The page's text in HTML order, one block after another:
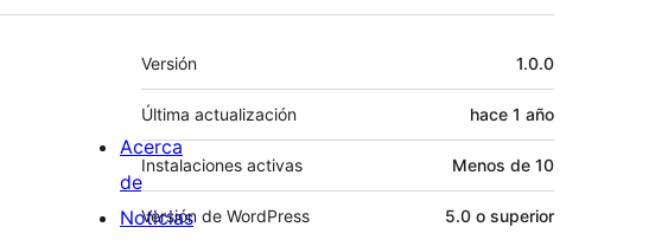
Meta
Versión 1.0.0
Última actualización hace 1 año
Instalaciones activas Menos de 10
Versión de WordPress 5.0 o superior
Acerca
de
Noticias